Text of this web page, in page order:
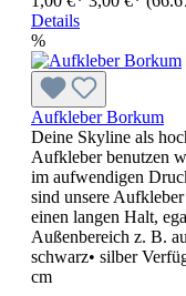
Details
%
Aufkleber Borkum
Deine Skyline als
Aufkleber benutzen
im aufwendigen
sind unsere
einen langen Halt,
Außenbereich z. B.
schwarz• silber
cm